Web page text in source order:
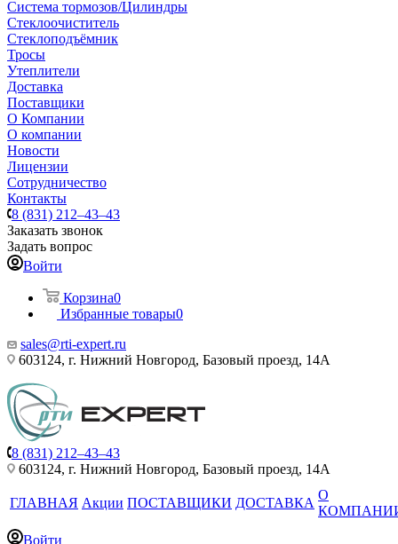
Система тормозов/Цилиндры
Стеклоочиститель
Стеклоподъёмник
Тросы
Утеплители
Доставка
Поставщики
О Компании
О компании
Новости
Лицензии
Сотрудничество
Контакты
8 (831) 212–43–43
Заказать звонок
Задать вопрос
Войти
Корзина0
Избранные товары0
sales@rti-expert.ru
603124, г. Нижний Новгород, Базовый проезд, 14А
8 (831) 212–43–43
603124, г. Нижний Новгород, Базовый проезд, 14А
ГЛАВНАЯ Акции ПОСТАВЩИКИ ДОСТАВКА
О
Войти